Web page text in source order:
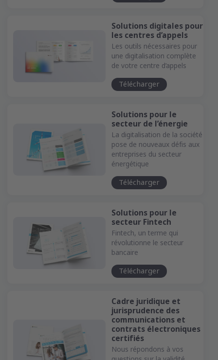
Solutions digitales pour
les centres d’appels
Les outils nécessaires pour
une digitalisation complète
de votre centre d’appels
Télécharger
Solutions pour le
secteur de l’énergie
La digitalisation de la société
pose de nouveaux défis aux
entreprises du secteur
énergétique
Télécharger
Solutions pour le
secteur Fintech
Fintech, un terme qui
révolutionne le secteur
bancaire
Télécharger
Cadre juridique et
jurisprudence des
communications et
contrats électroniques
certifiés
Nous répondons à vos